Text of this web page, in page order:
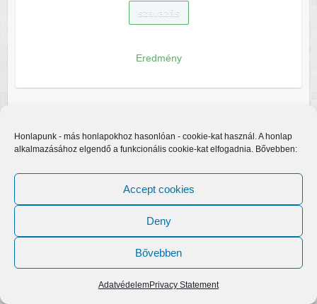
Honlapunk - más honlapokhoz hasonlóan - cookie-kat használ. A honlap
alkalmazásához elgendő a funkcionális cookie-kat elfogadnia. Bővebben:
Accept cookies
Deny
Bővebben
AdatvédelemPrivacy Statement
Eredmény
Egerfarmos.hu. A sablont készítette:
WordPress